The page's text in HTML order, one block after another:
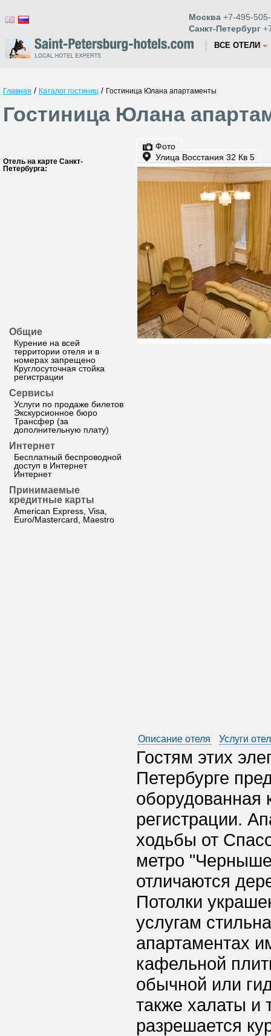
Москва +7-495-
Санкт-Петербург
ВСЕ ОТЕЛИ
Главная / Каталог гостиниц / Гостиница Юлана апартаменты
Гостиница Юлана
Отель на карте Санкт-
Петербурга:
Общие
Курение на всей
территории отеля и в
номерах запрещено
Круглосуточная стойка
регистрации
Сервисы
Услуги по продаже билетов
Экскурсионное бюро
Трансфер (за
дополнительную плату)
Интернет
Бесплатный беспроводной
доступ в Интернет
Интернет
Принимаемые
кредитные карты
American Express, Visa,
Euro/Mastercard, Maestro
Фото
Улица Восстания 32 Кв 5
Описание отеля Услуги
Гостям этих
Петербурге
оборудованная
регистрации.
ходьбы от
метро
отличаются
Потолки
услугам
апартаментах
кафельной
обычной или
также халаты и
разрешается